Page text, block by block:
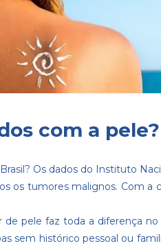
com a pele?
Os dados do Instituto
os tumores malignos. Com
pele faz toda a diferença
sem histórico pessoal ou